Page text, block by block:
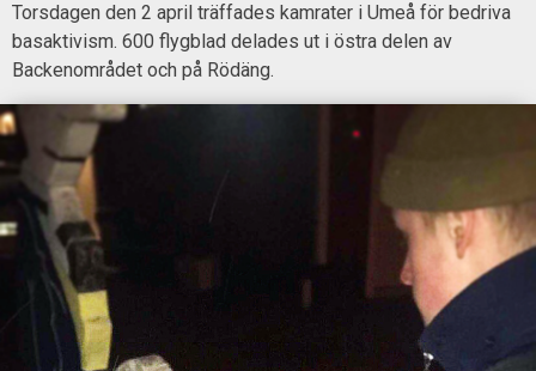
Torsdagen den 2 april träffades kamrater i Umeå för bedriva
basaktivism. 600 flygblad delades ut i östra delen av
Backenområdet och på Rödäng.